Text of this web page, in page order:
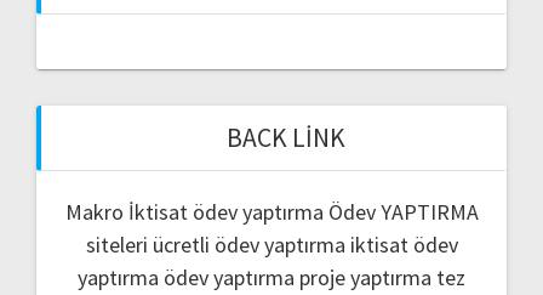
BACK LINK
Makro İktisat ödev yaptırma Ödev YAPTIRMA
siteleri ücretli ödev yaptırma iktisat ödev
yaptırma ödev yaptırma proje yaptırma tez